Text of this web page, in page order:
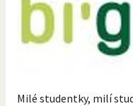
Milé studentky, milí